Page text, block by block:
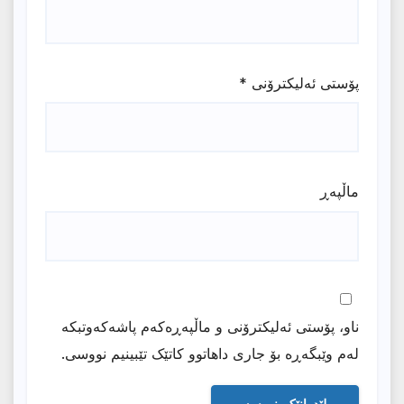
پۆستی ئەلیکترۆنی *
ماڵپه‌ڕ
ناو، پۆستی ئەلیکترۆنی و ماڵپەڕەکەم پاشەکەوتبکە
لەم وێبگەڕە بۆ جاری داهاتوو کاتێک تێبینیم نووسی.